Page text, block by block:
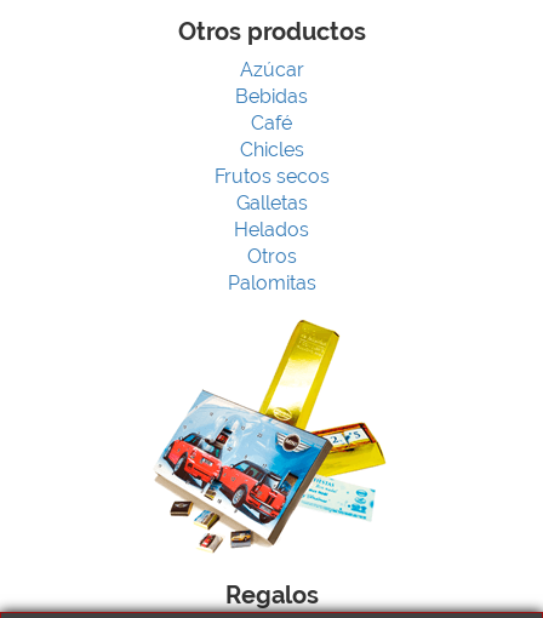
Otros productos
Azúcar
Bebidas
Café
Chicles
Frutos secos
Galletas
Helados
Otros
Palomitas
Regalos